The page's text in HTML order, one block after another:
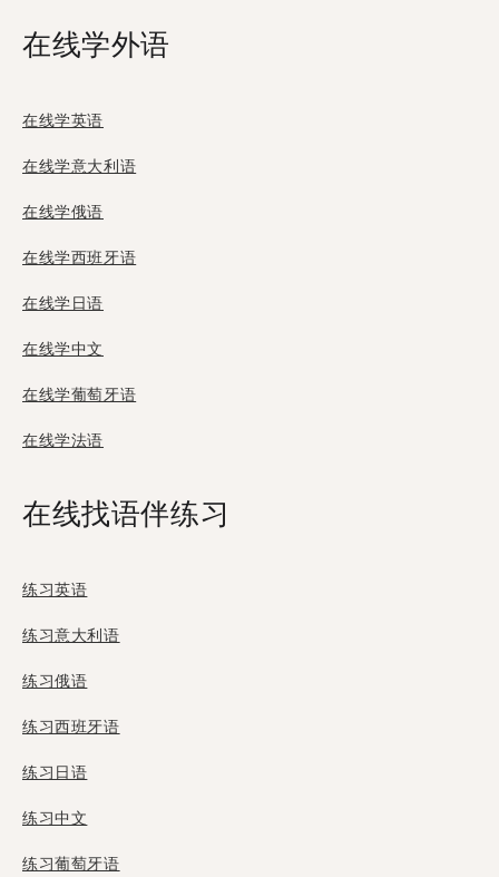
在线学外语
在线学英语
在线学意大利语
在线学俄语
在线学西班牙语
在线学日语
在线学中文
在线学葡萄牙语
在线学法语
在线找语伴练习
练习英语
练习意大利语
练习俄语
练习西班牙语
练习日语
练习中文
练习葡萄牙语